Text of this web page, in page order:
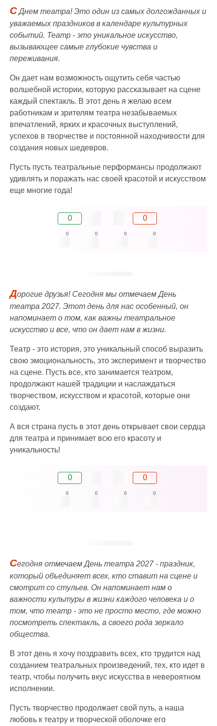
СДнем театра! Это один из самых долгожданных и
уважаемых праздников в календаре культурных
событий. Театр - это уникальное искусство,
вызывающее самые глубокие чувства и
переживания.
Он дает нам возможность ощутить себя частью
волшебной истории, которую рассказывает на сцене
каждый спектакль. В этот день я желаю всем
работникам и зрителям театра незабываемых
впечатлений, ярких и красочных выступлений,
успехов в творчестве и постоянной находчивости для
создания новых шедевров.
Пусть пусть театральные перформансы продолжают
удивлять и поражать нас своей красотой и искусством
еще многие года!
0 0
0 0 0 0
Дорогие друзья! Сегодня мы отмечаем День
театра 2027. Этот день для нас особенный, он
напоминает о том, как важны театральное
искусство и все, что он дает нам в жизни.
Театр - это история, это уникальный способ выразить
свою эмоциональность, это эксперимент и творчество
на сцене. Пусть все, кто занимается театром,
продолжают нашей традиции и наслаждаться
творчеством, искусством и красотой, которые они
создают.
А вся страна пусть в этот день открывает свои сердца
для театра и принимает всю его красоту и
уникальность!
0 0
0 0 0 0
Сегодня отмечаем День театра 2027 - праздник,
который объединяет всех, кто ставит на сцене и
смотрит со стульев. Он напоминает нам о
важности культуры в жизни каждого человека и о
том, что театр - это не просто место, где можно
посмотреть спектакль, а своего рода зеркало
общества.
В этот день я хочу поздравить всех, кто трудится над
созданием театральных произведений, тех, кто идет в
театр, чтобы получить вкус искусства в невероятном
исполнении.
Пусть творчество продолжает свой путь, а наша
любовь к театру и творческой оболочке его